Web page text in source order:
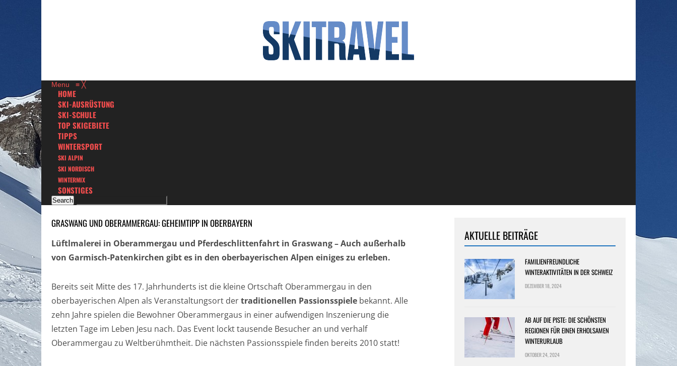
Menu ≡ ╳
HOME
SKI-AUSRÜSTUNG
SKI-SCHULE
TOP SKIGEBIETE
TIPPS
WINTERSPORT
SKI ALPIN
SKI NORDISCH
WINTERMIX
SONSTIGES
GRASWANG UND OBERAMMERGAU: GEHEIMTIPP IN OBERBAYERN
Lüftlmalerei in Oberammergau und Pferdeschlittenfahrt in Graswang – Auch außerhalb
von Garmisch-Patenkirchen gibt es in den oberbayerischen Alpen einiges zu erleben.
Bereits seit Mitte des 17. Jahrhunderts ist die kleine Ortschaft Oberammergau in den
oberbayerischen Alpen als Veranstaltungsort dertraditionellen Passionsspiele bekannt. Alle
zehn Jahre spielen die Bewohner Oberammergaus in einer aufwendigen Inszenierung die
letzten Tage im Leben Jesu nach. Das Event lockt tausende Besucher an und verhalf
Oberammergau zu Weltberühmtheit. Die nächsten Passionsspiele finden bereits 2010 statt!
AKTUELLE BEITRÄGE
FAMILIENFREUNDLICHE
WINTERAKTIVITÄTEN IN DER SCHWEIZ
DEZEMBER 18, 2024
AB AUF DIE PISTE: DIE SCHÖNSTEN
REGIONEN FÜR EINEN ERHOLSAMEN
WINTERURLAUB
OKTOBER 24, 2024